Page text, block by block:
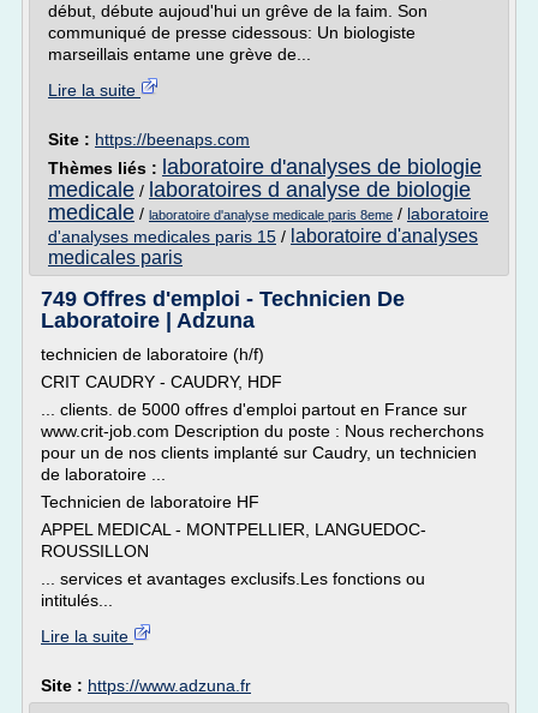
début, débute aujoud'hui un grêve de la faim. Son
communiqué de presse cidessous: Un biologiste
marseillais entame une grève de...
Lire la suite
Site : https://beenaps.com
Thèmes liés : laboratoire d'analyses de biologie
medicale / laboratoires d analyse de biologie
medicale / laboratoire d'analyse medicale paris 8eme / laboratoire
d'analyses medicales paris 15 / laboratoire d'analyses
medicales paris
749 Offres d'emploi - Technicien De
Laboratoire | Adzuna
technicien de laboratoire (h/f)
CRIT CAUDRY - CAUDRY, HDF
... clients. de 5000 offres d'emploi partout en France sur
www.crit-job.com Description du poste : Nous recherchons
pour un de nos clients implanté sur Caudry, un technicien
de laboratoire ...
Technicien de laboratoire HF
APPEL MEDICAL - MONTPELLIER, LANGUEDOC-
ROUSSILLON
... services et avantages exclusifs.Les fonctions ou
intitulés...
Lire la suite
Site : https://www.adzuna.fr